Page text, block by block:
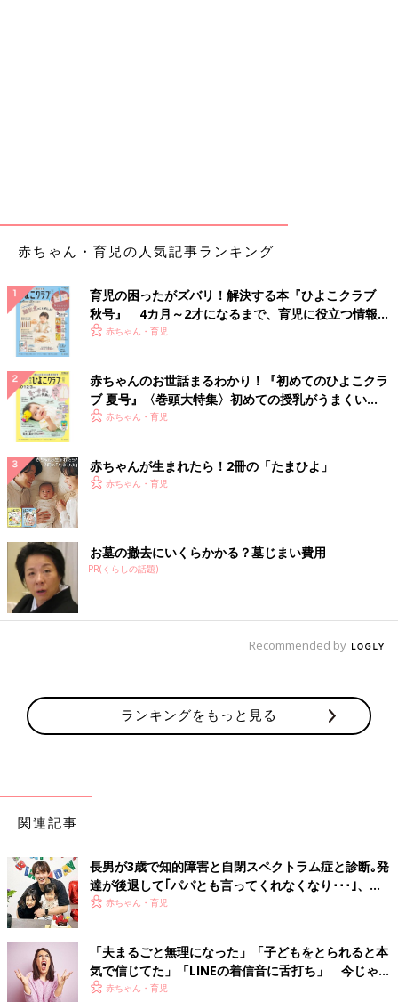
そうそう、そこにバッタとまってた～
…って、いませんから！
赤ちゃん・育児の人気記事ランキング
育児の困ったがズバリ！解決する本『ひよこクラブ
秋号』 4カ月～2才になるまで、育児に役立つ情報が
いっぱい！
赤ちゃん・育児
赤ちゃんのお世話まるわかり！『初めてのひよこクラ
ブ 夏号』〈巻頭大特集〉初めての授乳がうまくい
く！ おっぱい・ミルクの基本と夏のトラブル 解決テ
赤ちゃん・育児
赤ちゃんが生まれたら！2冊の「たまひよ」
赤ちゃん・育児
お墓の撤去にいくらかかる？墓じまい費用
PR(くらしの話題)
Recommended by
ランキングをもっと見る
関連記事
長男が3歳で知的障害と自閉スペクトラム症と診断｡発
達が後退して｢パパとも言ってくれなくなり･･･｣、元
プロバスケ選手･岡田優介
赤ちゃん・育児
「夫まるごと無理になった」「子どもをとられると本
気で信じてた」「LINEの着信音に舌打ち」 今じゃ笑
い話。敵対心＆警戒心むき出しだった産後のガルガル
赤ちゃん・育児